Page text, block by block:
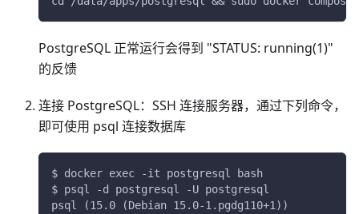
PostgreSQL 正常运行会得到 "STATUS: running(1)"
的反馈
连接 PostgreSQL：SSH 连接服务器，通过下列命令，
即可使用 psql 连接数据库
$ docker exec -it postgresql bash
$ psql -d postgresql -U postgresql
psql (15.0 (Debian 15.0-1.pgdg110+1))